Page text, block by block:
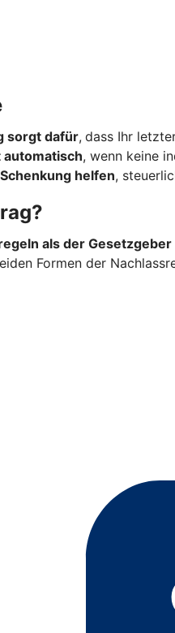
sorgt dafür, dass Ihr
, wenn keine
helfen,
als der
Formen der